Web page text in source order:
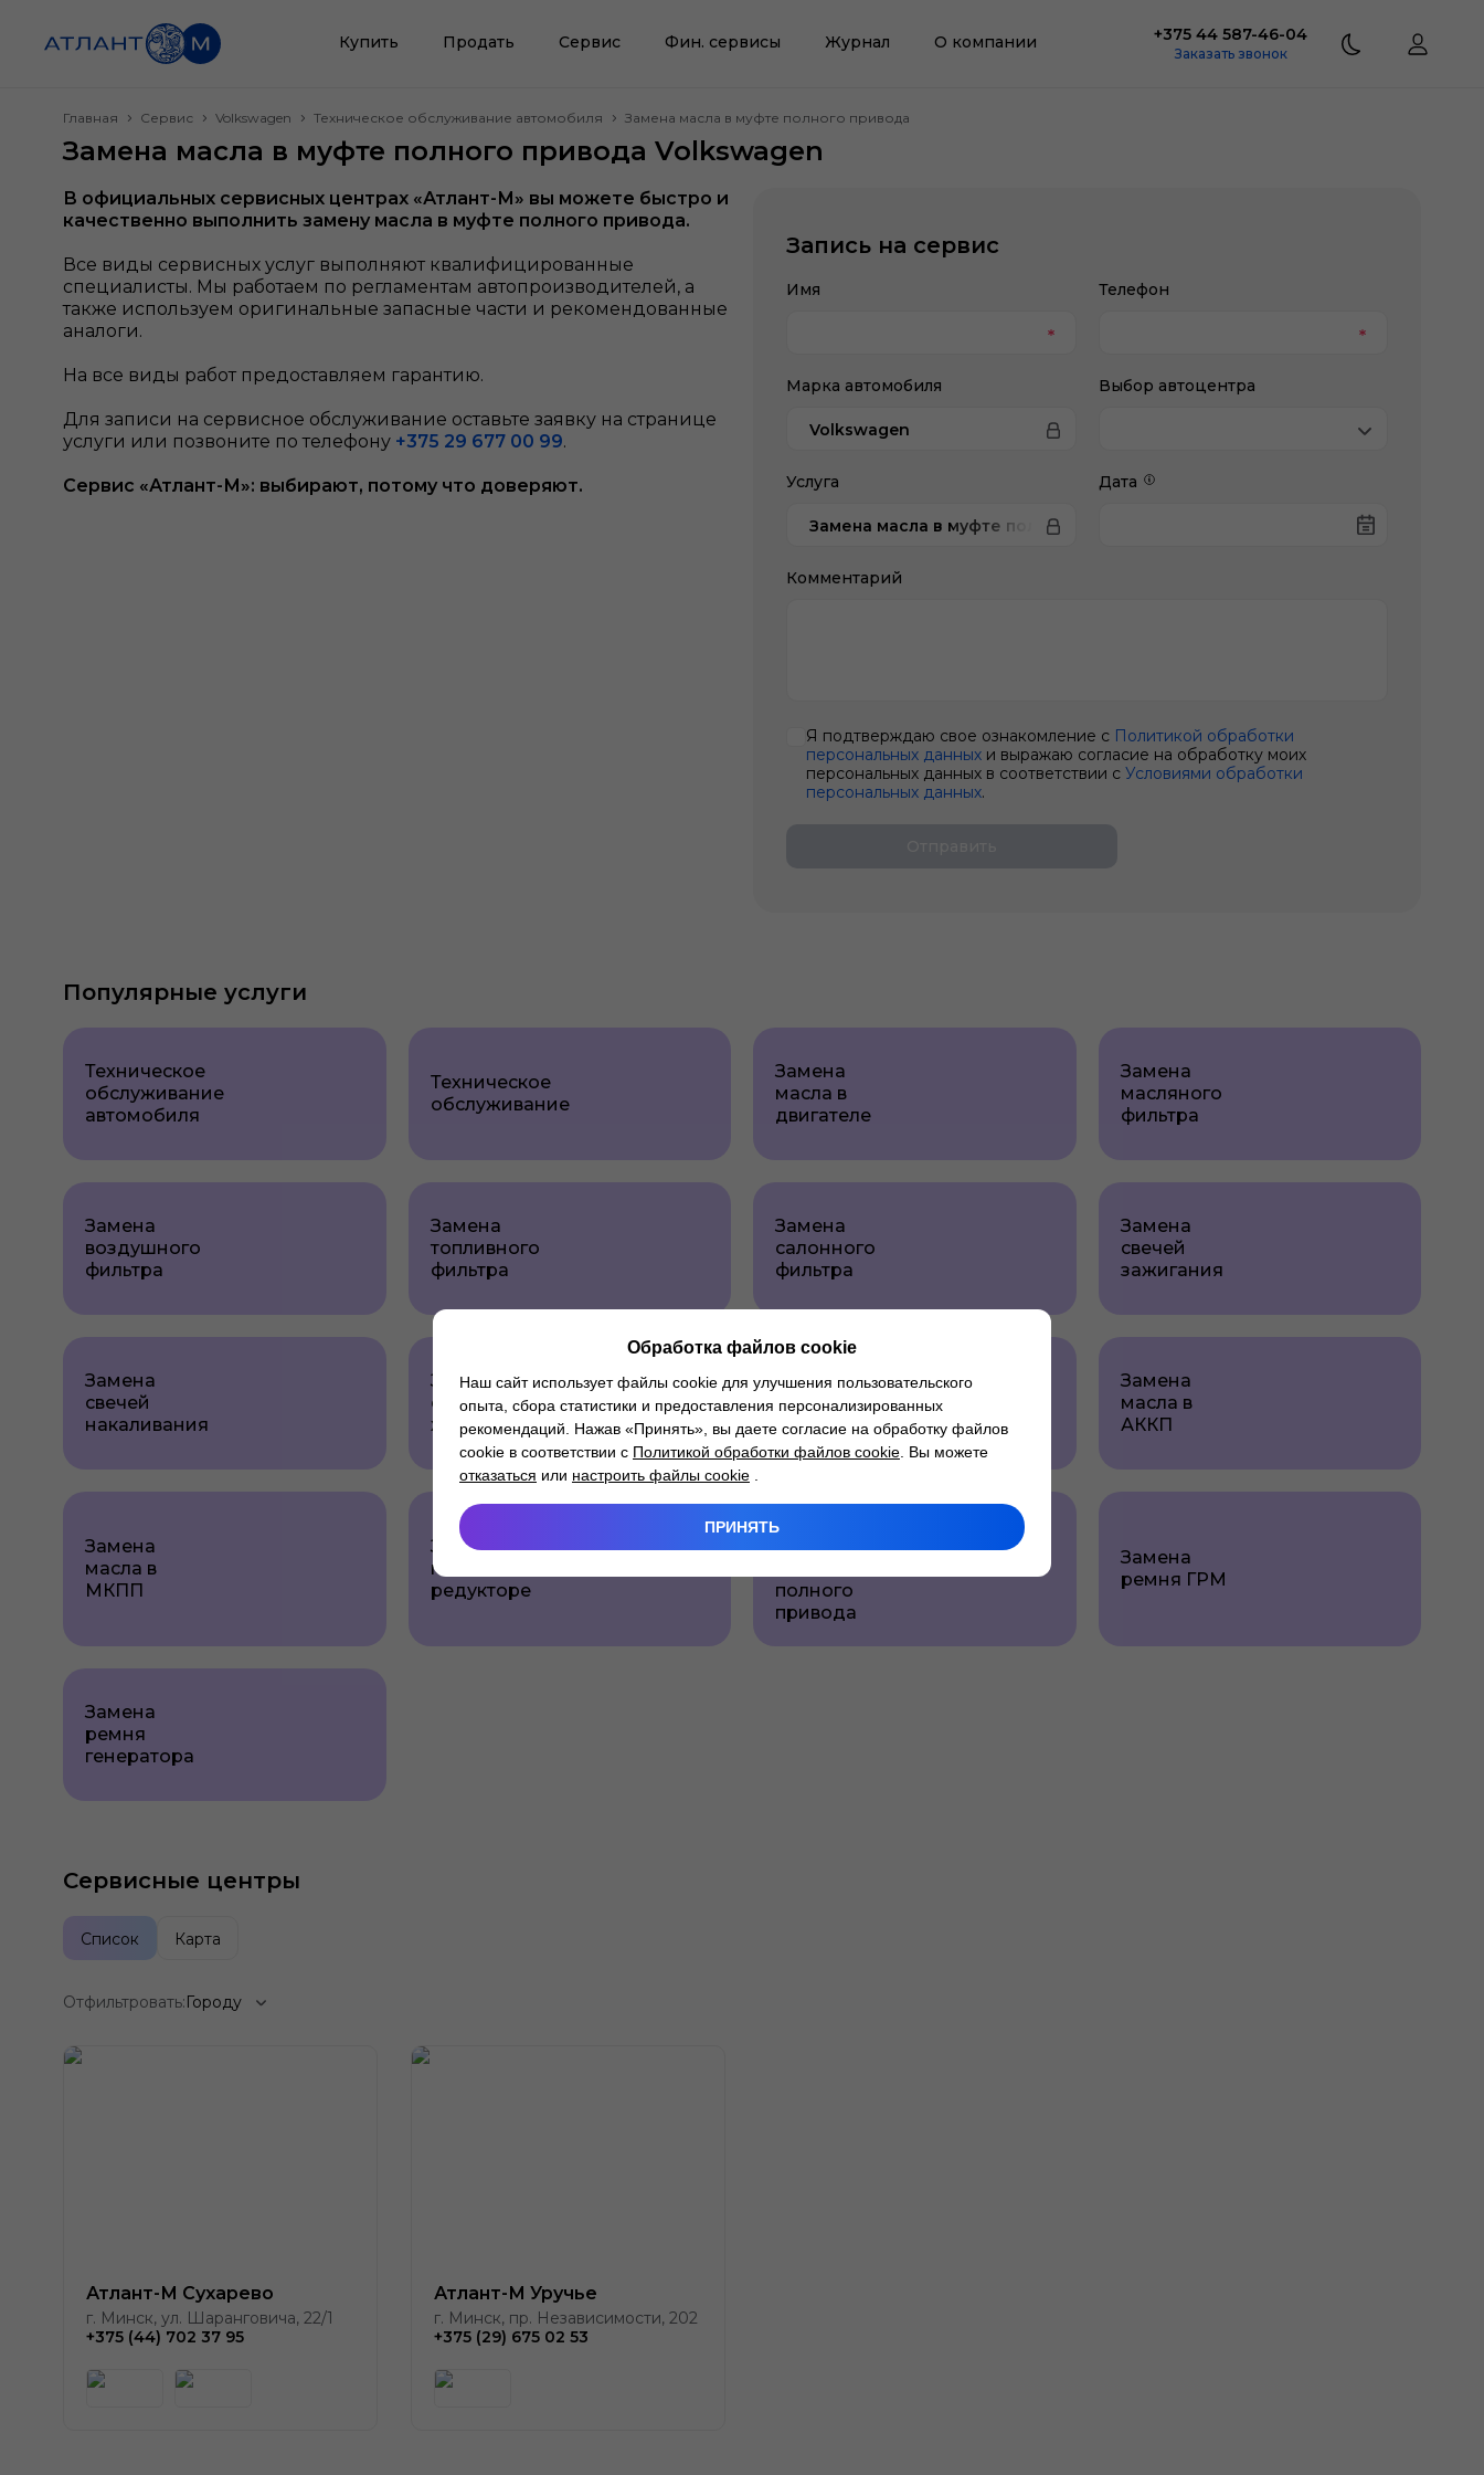
Купить Продать Сервис Фин. сервисы Журнал О компании +375 44 587-46-04
Заказать звонок
Главная Сервис Volkswagen Техническое обслуживание автомобиля Замена масла в муфте полного привода
Замена масла в муфте полного привода Volkswagen
В официальных сервисных центрах «Атлант-М» вы можете быстро и
качественно выполнить замену масла в муфте полного привода.
Все виды сервисных услуг выполняют квалифицированные
специалисты. Мы работаем по регламентам автопроизводителей, а
также используем оригинальные запасные части и рекомендованные
аналоги.
На все виды работ предоставляем гарантию.
Для записи на сервисное обслуживание оставьте заявку на странице
услуги или позвоните по телефону +375 29 677 00 99.
Сервис «Атлант-М»: выбирают, потому что доверяют.
Запись на сервис
Имя Телефон
Марка автомобиля
Volkswagen
Выбор автоцентра
Услуга
Замена масла в муфте полного привода
Дата
Комментарий
Я подтверждаю свое ознакомление с Политикой обработки
персональных данных и выражаю согласие на обработку моих
персональных данных в соответствии с Условиями обработки
персональных данных.
Популярные услуги
Техническое
обслуживание
автомобиля
Техническое
обслуживание
Замена
масла в
двигателе
Замена
масляного
фильтра
Замена
воздушного
фильтра
Замена
топливного
фильтра
Замена
салонного
фильтра
Замена
свечей
зажигания
Замена
свечей
накаливания
Замена
охлаждающей
жидкости
жидкости
гидроусилителя
руля
Замена
масла в
АККП
Замена
масла в
МКПП
Замена
масла в
редукторе
Замена
масла в
полного
привода
Замена
ремня ГРМ
Замена
ремня
генератора
Сервисные центры
Список Карта
Отфильтровать:Городу
Атлант-М Сухарево
г. Минск, ул. Шаранговича, 22/1
+375 (44) 702 37 95
Атлант-М Уручье
г. Минск, пр. Независимости, 202
+375 (29) 675 02 53
Обработка файлов cookie
Наш сайт использует файлы cookie для улучшения пользовательского
опыта, сбора статистики и предоставления персонализированных
рекомендаций. Нажав «Принять», вы даете согласие на обработку файлов
cookie в соответствии с Политикой обработки файлов cookie . Вы можете
отказаться или настроить файлы cookie
ПРИНЯТЬ